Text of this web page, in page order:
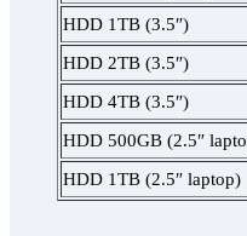
HDD 1TB (3.5″)
HDD 2TB (3.5″)
HDD 4TB (3.5″)
HDD 500GB (2.5″
HDD 1TB (2.5″ laptop)